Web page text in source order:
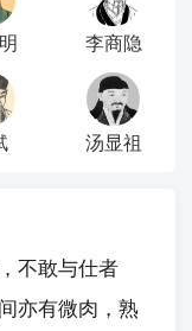
李商隐
汤显祖
不敢与仕者
亦有微肉，熟